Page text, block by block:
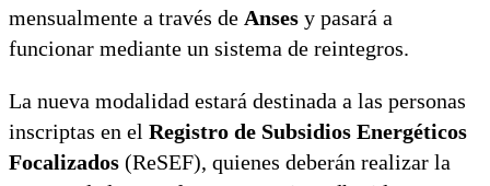
mensualmente a través de Anses y pasará a
funcionar mediante un sistema de reintegros.
La nueva modalidad estará destinada a las personas
inscriptas en el Registro de Subsidios Energéticos
Focalizados (ReSEF), quienes deberán realizar la